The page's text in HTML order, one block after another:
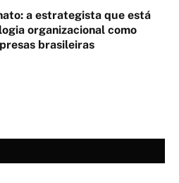
a estrategista que está
organizacional como
brasileiras